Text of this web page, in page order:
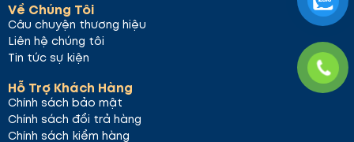
Về Chúng Tôi
Câu chuyện thương hiệu
Liên hệ chúng tôi
Tin tức sự kiện
Hỗ Trợ Khách Hàng
Chính sách bảo mật
Chính sách đổi trả hàng
Chính sách kiểm hàng